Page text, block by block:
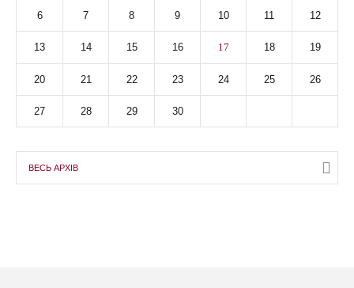
6 7 8 9 10 11 12
13 14 15 16 17 18 19
20 21 22 23 24 25 26
27 28 29 30
ВЕСЬ АРХІВ